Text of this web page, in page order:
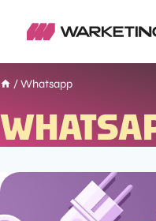
/ Whatsapp